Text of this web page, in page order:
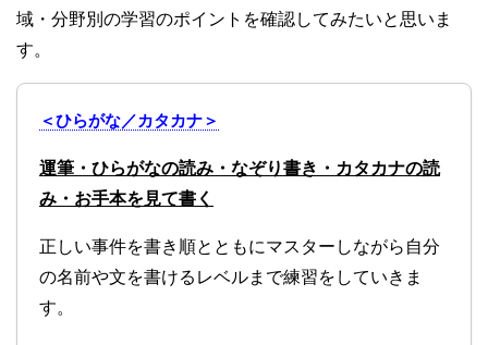
域・分野別の学習のポイントを確認してみたいと思いま
す。
＜ひらがな／カタカナ＞
運筆・ひらがなの読み・なぞり書き・カタカナの読
み・お手本を見て書く
正しい事件を書き順とともにマスターしながら自分
の名前や文を書けるレベルまで練習をしていきま
す。